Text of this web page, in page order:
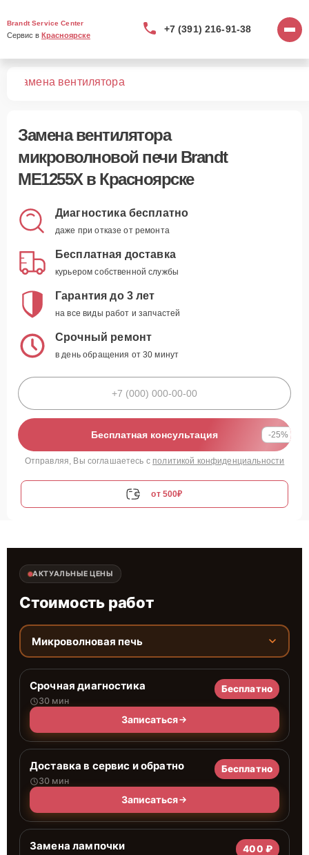
Brandt Service Center
Сервис в Красноярске
+7 (391) 216-91-38
Замена вентилятора
Замена вентилятора
микроволновой печи Brandt
ME1255X в Красноярске
Диагностика бесплатно
даже при отказе от ремонта
Бесплатная доставка
курьером собственной службы
Гарантия до 3 лет
на все виды работ и запчастей
Срочный ремонт
в день обращения от 30 минут
Бесплатная консультация -25%
Отправляя, Вы соглашаетесь с политикой конфиденциальности
от 500₽
АКТУАЛЬНЫЕ ЦЕНЫ
Стоимость работ
Микроволновая печь
Срочная диагностика
30 мин
Бесплатно
Записаться
Доставка в сервис и обратно
30 мин
Бесплатно
Записаться
Замена лампочки 400 ₽